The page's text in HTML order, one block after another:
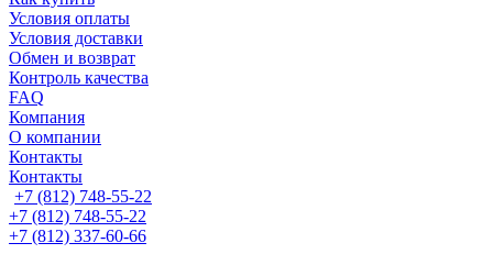
Условия оплаты
Условия доставки
Обмен и возврат
Контроль качества
FAQ
Компания
О компании
Контакты
Контакты
+7 (812) 748-55-22
+7 (812) 748-55-22
+7 (812) 337-60-66